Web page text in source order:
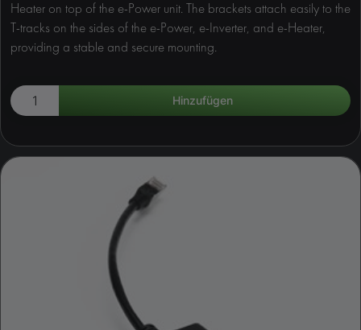
Heater on top of the e-Power unit. The brackets attach easily to the
T-tracks on the sides of the e-Power, e-Inverter, and e-Heater,
providing a stable and secure mounting.